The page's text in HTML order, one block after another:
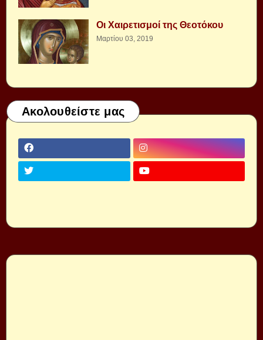
Οι Χαιρετισμοί της Θεοτόκου
Μαρτίου 03, 2019
Ακολουθείστε μας